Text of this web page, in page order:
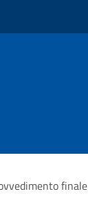
finale